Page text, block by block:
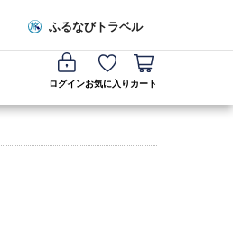
ふるなびトラベル
ログインお気に入り カート